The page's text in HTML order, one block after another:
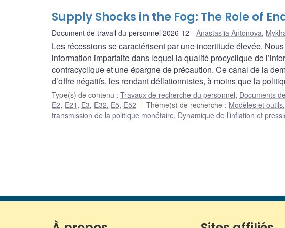
Supply Shocks in the Fog: The Role of
Document de travail du personnel 2026-12 Anastasiia Antonova,
Les récessions se caractérisent par une incertitude élevée.
information imparfaite dans lequel la qualité procyclique de
contracyclique et une épargne de précaution. Ce canal de la
d’offre négatifs, les rendant déflationnistes, à moins que la
Type(s) de contenu : Travaux de recherche du personnel, Documents
E2, E21 , E3, E32, E5, E52 Thème(s) de recherche : Modèles et outils,
transmission de la politique monétaire, Dynamique de l’inflation et